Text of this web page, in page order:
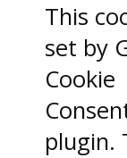
This
set by
Cookie
plugin.